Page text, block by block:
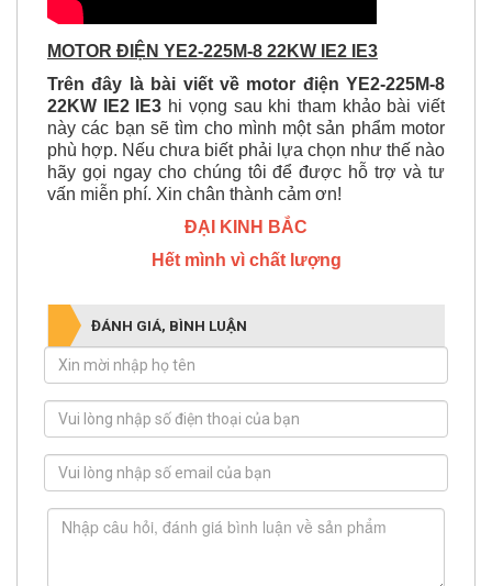
MOTOR ĐIỆN YE2-225M-8 22KW IE2 IE3
Trên đây là bài viết về motor điện YE2-225M-8
22KW IE2 IE3 hi vọng sau khi tham khảo bài viết
này các bạn sẽ tìm cho mình một sản phẩm motor
phù hợp. Nếu chưa biết phải lựa chọn như thế nào
hãy gọi ngay cho chúng tôi để được hỗ trợ và tư
vấn miễn phí. Xin chân thành cảm ơn!
ĐẠI KINH BẮC
Hết mình vì chất lượng
ĐÁNH GIÁ, BÌNH LUẬN